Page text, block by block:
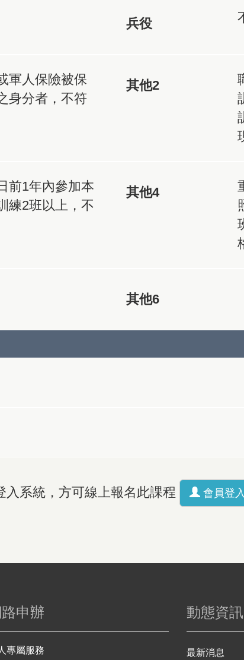
兵役
軍人保險被保
身分者，不符
其他2
前1年內參加本
練2班以上，不
其他4
其他6
入系統，方可線上報名此課程 會員登
申辦
專屬服務
動態資訊
最新消息